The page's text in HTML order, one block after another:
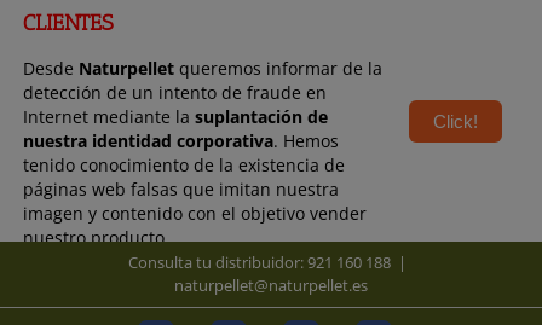
modal-check
CLIENTES
Desde Naturpellet queremos informar de la
detección de un intento de fraude en
Internet mediante la suplantación de
nuestra identidad corporativa. Hemos
tenido conocimiento de la existencia de
páginas web falsas que imitan nuestra
imagen y contenido con el objetivo vender
nuestro producto.
Click!
Consulta tu distribuidor: 921 160 188 |
naturpellet@naturpellet.es